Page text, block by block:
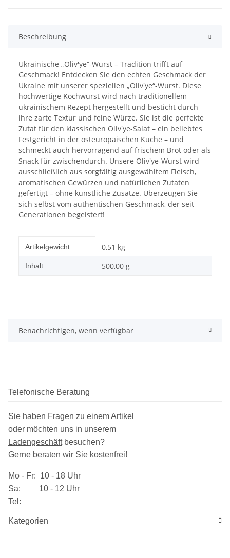
Beschreibung
Ukrainische „Oliv'ye“-Wurst – Tradition trifft auf
Geschmack! Entdecken Sie den echten Geschmack der
Ukraine mit unserer speziellen „Oliv'ye“-Wurst. Diese
hochwertige Kochwurst wird nach traditionellem
ukrainischem Rezept hergestellt und besticht durch
ihre zarte Textur und feine Würze. Sie ist die perfekte
Zutat für den klassischen Oliv'ye-Salat – ein beliebtes
Festgericht in der osteuropäischen Küche – und
schmeckt auch hervorragend auf frischem Brot oder als
Snack für zwischendurch. Unsere Oliv'ye-Wurst wird
ausschließlich aus sorgfältig ausgewähltem Fleisch,
aromatischen Gewürzen und natürlichen Zutaten
gefertigt – ohne künstliche Zusätze. Überzeugen Sie
sich selbst vom authentischen Geschmack, der seit
Generationen begeistert!
Produkteigenschaft
Wert
Artikelgewicht: 0,51 kg
Inhalt: 500,00 g
Benachrichtigen, wenn verfügbar
Telefonische Beratung
Sie haben Fragen zu einem Artikel
oder möchten uns in unserem
Ladengeschäftbesuchen?
Gerne beraten wir Sie kostenfrei!
Mo - Fr: 10 - 18 Uhr
Sa: 10 - 12 Uhr
Tel:
Kategorien